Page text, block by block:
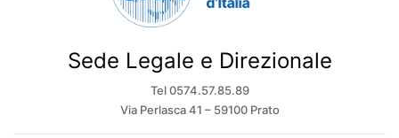
Sede Legale e Direzionale
Tel 0574.57.85.89
Via Perlasca 41 – 59100 Prato